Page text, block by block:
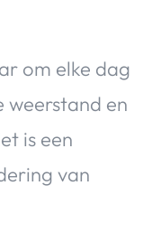
om elke dag
weerstand en
is een
van